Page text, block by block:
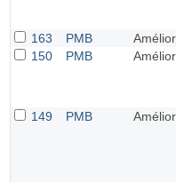
163
PMB
150
PMB
149
PMB